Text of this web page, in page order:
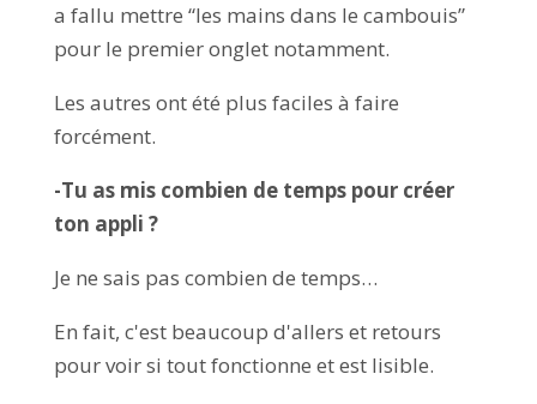
a fallu mettre “les mains dans le cambouis”
pour le premier onglet notamment.
Les autres ont été plus faciles à faire
forcément.
-Tu as mis combien de temps pour créer
ton appli ?
Je ne sais pas combien de temps…
En fait, c'est beaucoup d'allers et retours
pour voir si tout fonctionne et est lisible.